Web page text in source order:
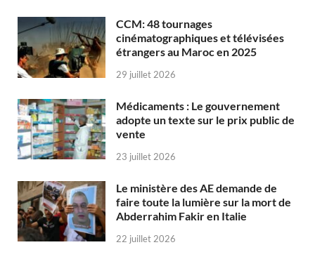
CCM: 48 tournages
cinématographiques et télévisées
étrangers au Maroc en 2025
29 juillet 2026
Médicaments : Le gouvernement
adopte un texte sur le prix public de
vente
23 juillet 2026
Le ministère des AE demande de
faire toute la lumière sur la mort de
Abderrahim Fakir en Italie
22 juillet 2026